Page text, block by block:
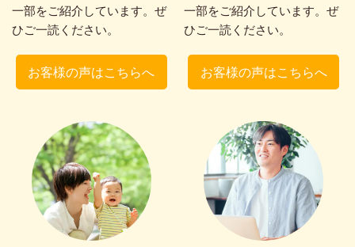
一部をご紹介しています。ぜ
ひご一読ください。
お客様の声はこちらへ
一部をご紹介しています。ぜ
ひご一読ください。
お客様の声はこちらへ